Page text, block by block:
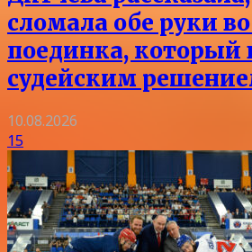
сломала обе руки
поединка, который
судейским
10.08.2026
15